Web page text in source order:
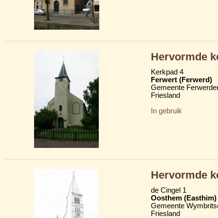
Hervormde
Kerkpad 4
Ferwert (Ferwerd)
Gemeente
Friesland
In gebruik
Hervormde
de Cingel 1
Oosthem (Easthim)
Gemeente
Friesland